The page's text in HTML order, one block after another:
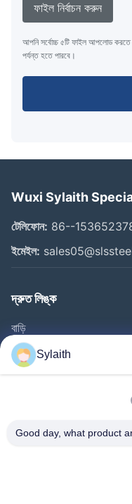
ফাইল নির্বাচন করুন
আপনি সর্বোচ্চ ৫টি ফাইল আপলোড
পর্যন্ত হতে পারবে।
Wuxi Sylaith
টেলিফোন: 86--
ইমেইল:
দ্রুত লিঙ্ক
বাড়ি
পণ্য
ভিডিও
কারখানা ভ্রমণ
Sylaith
Good day, what product